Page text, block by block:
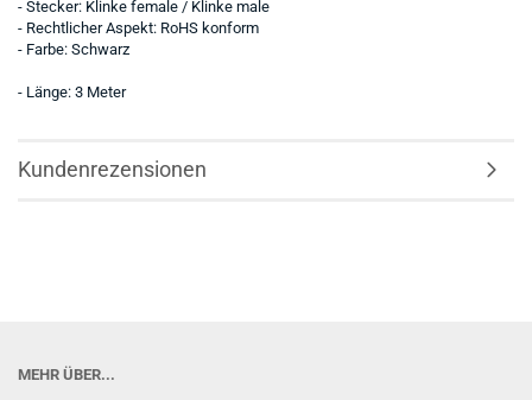
- Stecker: Klinke female / Klinke male
- Rechtlicher Aspekt: RoHS konform
- Farbe: Schwarz
- Länge: 3 Meter
Kundenrezensionen
MEHR ÜBER...